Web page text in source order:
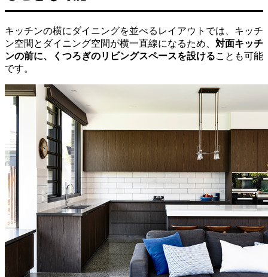
キッチンの横にダイニングを並べるレイアウトでは、キッチ
ン空間とダイニング空間が横一直線になるため、 対面キッチ
ンの前に、くつろぎのリビングスペースを設けることも可能
です。